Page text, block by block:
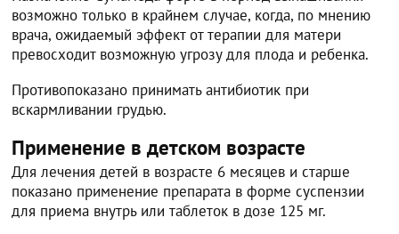
возможно только в крайнем случае, когда, по мнению
врача, ожидаемый эффект от терапии для матери
превосходит возможную угрозу для плода и ребенка.
Противопоказано принимать антибиотик при
вскармливании грудью.
Применение в детском возрасте
Для лечения детей в возрасте 6 месяцев и старше
показано применение препарата в форме суспензии
для приема внутрь или таблеток в дозе 125 мг.